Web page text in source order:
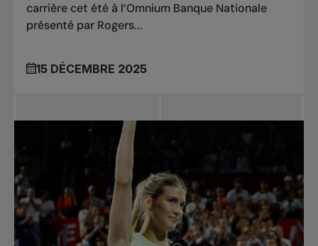
carrière cet été à l’Omnium Banque Nationale
présenté par Rogers...
15 DÉCEMBRE 2025